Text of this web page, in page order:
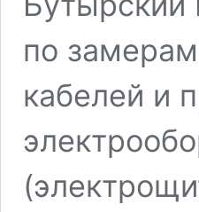
по
кабелей и